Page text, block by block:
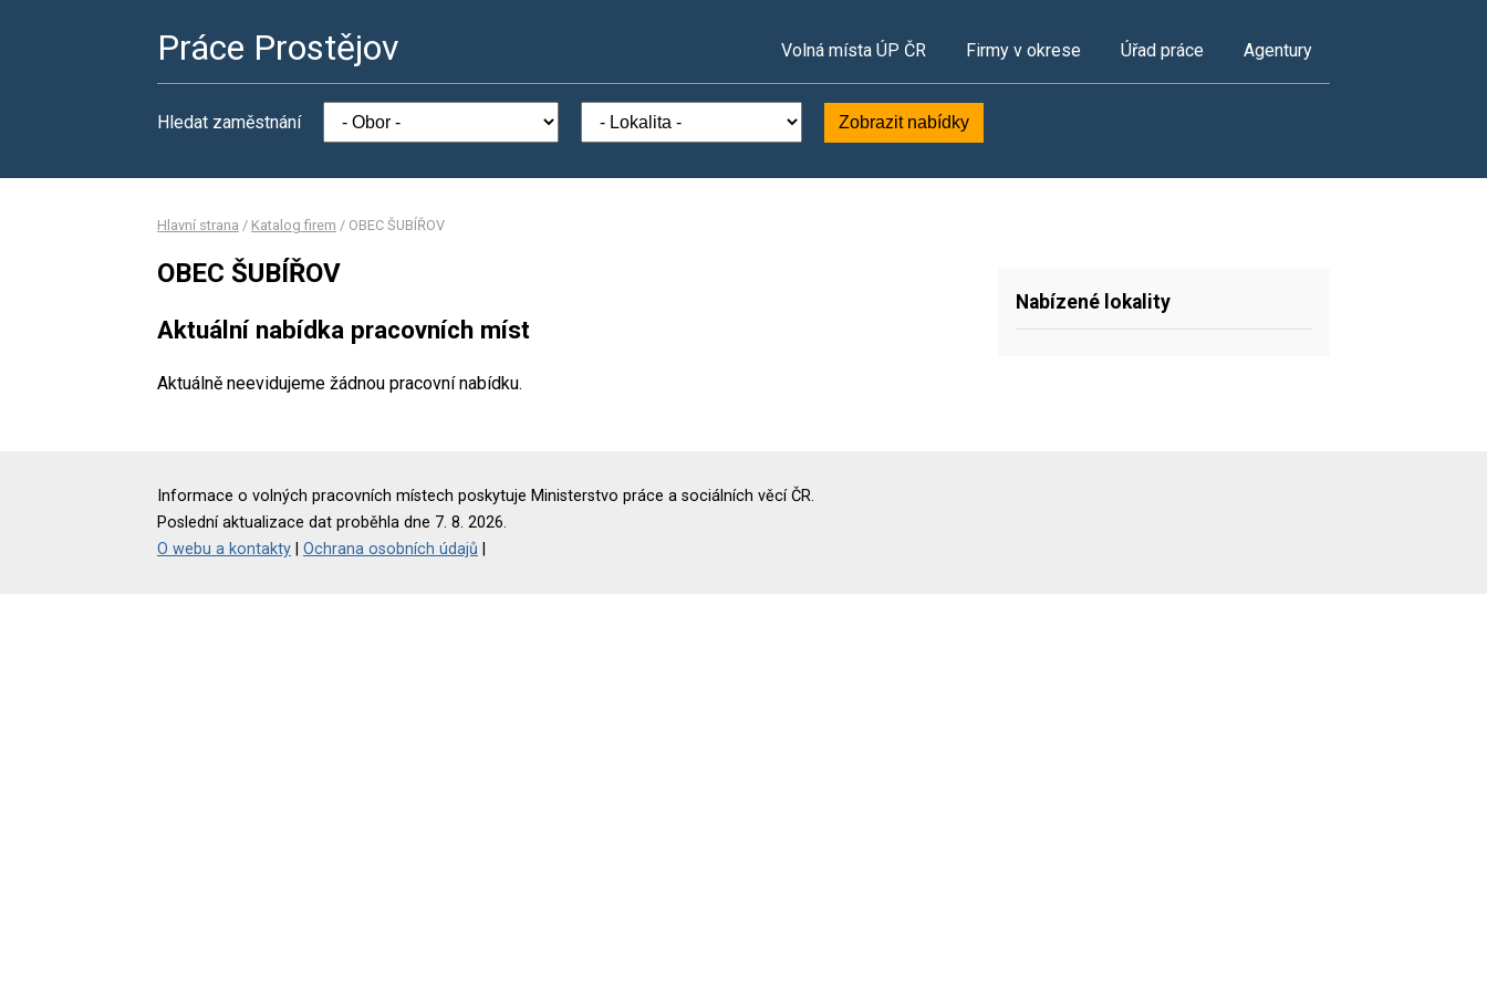
Práce Prostějov Volná místa ÚP ČR Firmy v okrese Úřad práce Agentury
Hledat zaměstnání Zobrazit nabídky
Hlavní strana / Katalog firem / OBEC ŠUBÍŘOV
OBEC ŠUBÍŘOV
Aktuální nabídka pracovních míst
Aktuálně neevidujeme žádnou pracovní nabídku.
Nabízené lokality
Informace o volných pracovních místech poskytuje Ministerstvo práce a sociálních věcí ČR.
Poslední aktualizace dat proběhla dne 7. 8. 2026.
O webu a kontakty
Ochrana osobních údajů